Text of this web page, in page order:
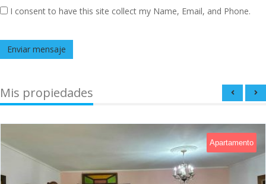
I consent to have this site collect my Name, Email, and Phone.
Enviar mensaje
Mis propiedades
Apartamento